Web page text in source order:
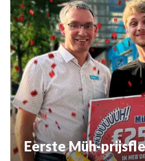
Eerste Müh-